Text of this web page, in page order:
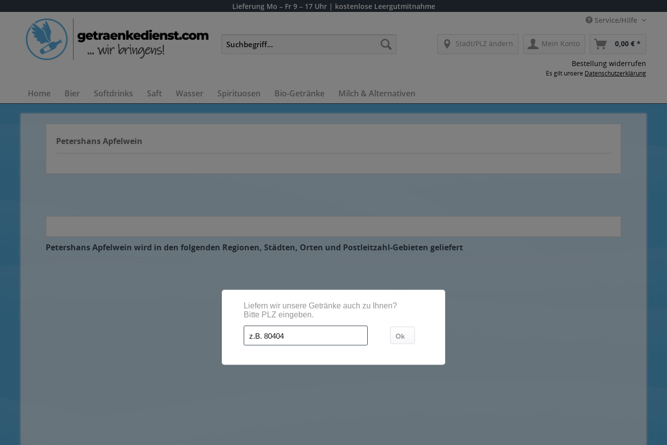
Lieferung Mo – Fr 9 – 17 Uhr | kostenlose Leergutmitnahme
Service/Hilfe
Stadt/PLZ ändern Mein Konto 0,00 € *
Bestellung widerrufen
Es gilt unsere Datenschutzerklärung
Home Bier Softdrinks Saft Wasser Spirituosen Bio-Getränke Milch & Alternativen
Petershans Apfelwein
Petershans Apfelwein wird in den folgenden Regionen, Städten, Orten und Postleitzahl-Gebieten geliefert